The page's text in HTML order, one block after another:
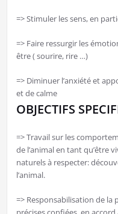
=> Stimuler les sens, en
=> Faire ressurgir les
être ( sourire, rire …)
=> Diminuer l’anxiété et
et de calme
OBJECTIFS
=> Travail sur les
de l’animal en tant qu’être
naturels à respecter:
l’animal.
=> Responsabilisation de la